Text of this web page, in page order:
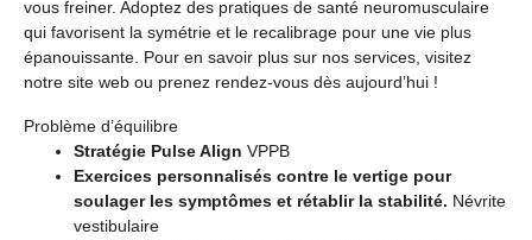
vous freiner. Adoptez des pratiques de santé neuromusculaire
qui favorisent la symétrie et le recalibrage pour une vie plus
épanouissante. Pour en savoir plus sur nos services, visitez
notre site web ou prenez rendez-vous dès aujourd’hui !
Problème d’équilibre
Stratégie Pulse Align VPPB
Exercices personnalisés contre le vertige pour
soulager les symptômes et rétablir la stabilité. Névrite
vestibulaire